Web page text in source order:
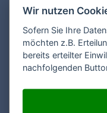
Vorname*:
Nachname*:
Wir nutzen
Sofern Sie Ihre
möchten z.B.
bereits erteilter
nachfolgenden